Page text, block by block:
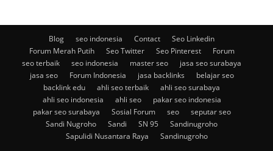
Blog seo indonesia Contact
Seo Linkedin
Forum Merah Putih
Seo Twitter Seo Pinterest
Forum
seo terbaik
seo indonesia master seo
jasa seo surabaya
jasa seo
Forum Indonesia jasa backlinks
belajar seo
backlink edu
ahli seo terbaik
ahli seo surabaya
ahli seo indonesia
ahli seo
pakar seo indonesia
pakar seo surabaya
Sosial Forum seo
seputar seo
Sandi Nugroho
Sandi SN 95
Sandinugroho
Sapulidi Nusantara Raya
Sandinugroho